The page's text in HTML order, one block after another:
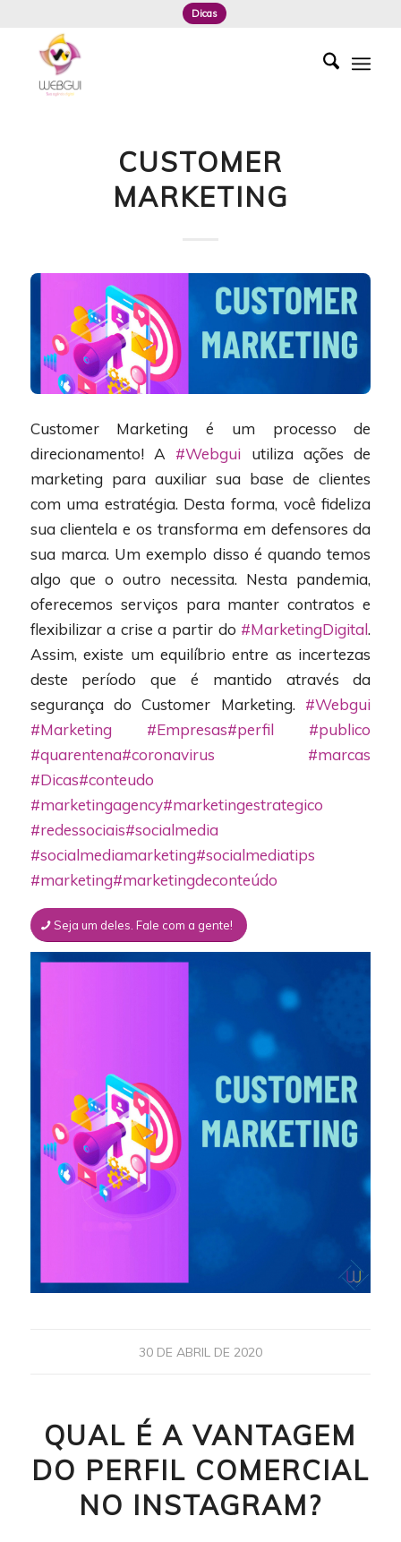
Dicas
CUSTOMER
MARKETING
Customer Marketing é um processo de
direcionamento! A #Webgui utiliza ações de
marketing para auxiliar sua base de clientes
com uma estratégia. Desta forma, você fideliza
sua clientela e os transforma em defensores da
sua marca. Um exemplo disso é quando temos
algo que o outro necessita. Nesta pandemia,
oferecemos serviços para manter contratos e
flexibilizar a crise a partir do #MarketingDigital.
Assim, existe um equilíbrio entre as incertezas
deste período que é mantido através da
segurança do Customer Marketing. #Webgui
#Marketing
#Empresas#perfil
#publico
#quarentena#coronavirus
#marcas
#Dicas#conteudo
#marketingagency#marketingestrategico
#redessociais#socialmedia
#socialmediamarketing#socialmediatips
#marketing#marketingdeconteúdo
Seja um deles. Fale com a gente!
30 DE ABRIL DE 2020
QUAL É A VANTAGEM
DO PERFIL COMERCIAL
NO INSTAGRAM?